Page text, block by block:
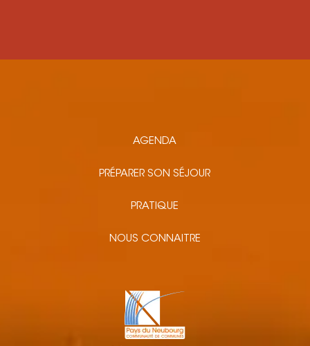
AGENDA
PRÉPARER SON SÉJOUR
PRATIQUE
NOUS CONNAITRE